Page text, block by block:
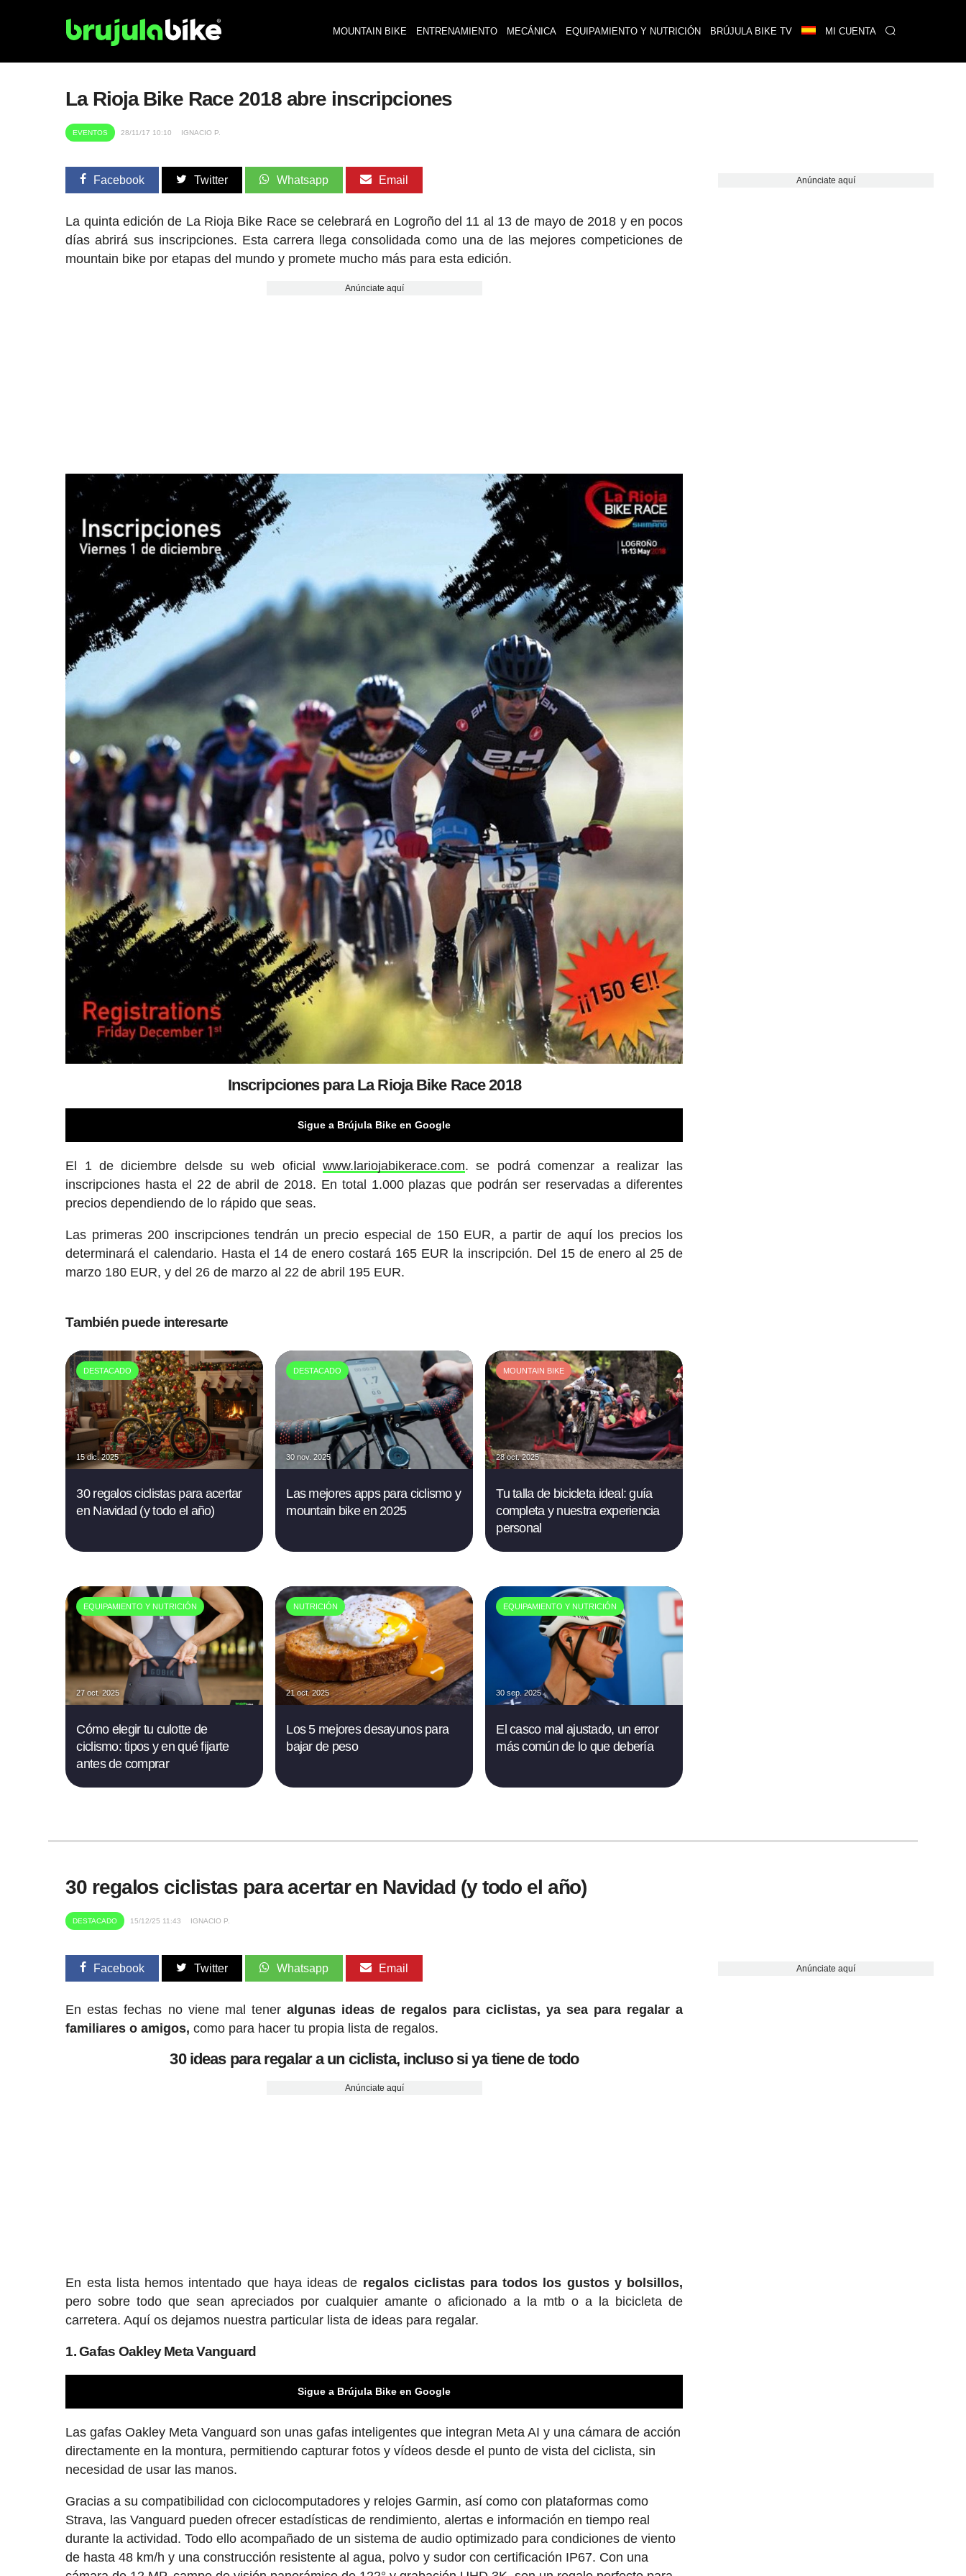
MOUNTAIN BIKE ENTRENAMIENTO MECÁNICA EQUIPAMIENTO Y NUTRICIÓN BRÚJULA BIKE TV MI CUENTA
La Rioja Bike Race 2018 abre inscripciones
EVENTOS 28/11/17 10:10 IGNACIO P.
Facebook Twitter Whatsapp Email
La quinta edición de La Rioja Bike Race se celebrará en Logroño del 11 al 13 de mayo de 2018 y en pocos
días abrirá sus inscripciones. Esta carrera llega consolidada como una de las mejores competiciones de
mountain bike por etapas del mundo y promete mucho más para esta edición.
Anúnciate aquí
Inscripciones para La Rioja Bike Race 2018
Sigue a Brújula Bike en Google
El 1 de diciembre delsde su web oficialwww.lariojabikerace.com. se podrá comenzar a realizar las
inscripciones hasta el 22 de abril de 2018. En total 1.000 plazas que podrán ser reservadas a diferentes
precios dependiendo de lo rápido que seas.
Las primeras 200 inscripciones tendrán un precio especial de 150 EUR, a partir de aquí los precios los
determinará el calendario. Hasta el 14 de enero costará 165 EUR la inscripción. Del 15 de enero al 25 de
marzo 180 EUR, y del 26 de marzo al 22 de abril 195 EUR.
También puede interesarte
DESTACADO
15 dic. 2025
30 regalos ciclistas para acertar
en Navidad (y todo el año)
DESTACADO
30 nov. 2025
Las mejores apps para ciclismo y
mountain bike en 2025
MOUNTAIN BIKE
28 oct. 2025
Tu talla de bicicleta ideal: guía
completa y nuestra experiencia
personal
EQUIPAMIENTO Y NUTRICIÓN
27 oct. 2025
Cómo elegir tu culotte de
ciclismo: tipos y en qué fijarte
antes de comprar
NUTRICIÓN
21 oct. 2025
Los 5 mejores desayunos para
bajar de peso
EQUIPAMIENTO Y NUTRICIÓN
30 sep. 2025
El casco mal ajustado, un error
más común de lo que debería
Anúnciate aquí
30 regalos ciclistas para acertar en Navidad (y todo el año)
DESTACADO 15/12/25 11:43 IGNACIO P.
Facebook Twitter Whatsapp Email
En estas fechas no viene mal teneralgunas ideas de regalos para ciclistas, ya sea para regalar a
familiares o amigos,como para hacer tu propia lista de regalos.
30 ideas para regalar a un ciclista, incluso si ya tiene de todo
Anúnciate aquí
En esta lista hemos intentado que haya ideas de regalos ciclistas para todos los gustos y bolsillos,
pero sobre todo que sean apreciados por cualquier amante o aficionado a la mtb o a la bicicleta de
carretera. Aquí os dejamos nuestra particular lista de ideas para regalar.
1. Gafas Oakley Meta Vanguard
Sigue a Brújula Bike en Google
Las gafas Oakley Meta Vanguard son unas gafas inteligentes que integran Meta AI y una cámara de acción
directamente en la montura, permitiendo capturar fotos y vídeos desde el punto de vista del ciclista, sin
necesidad de usar las manos.
Gracias a su compatibilidad con ciclocomputadores y relojes Garmin, así como con plataformas como
Strava, las Vanguard pueden ofrecer estadísticas de rendimiento, alertas e información en tiempo real
durante la actividad. Todo ello acompañado de un sistema de audio optimizado para condiciones de viento
de hasta 48 km/h y una construcción resistente al agua, polvo y sudor con certificación IP67. Con una
Anúnciate aquí